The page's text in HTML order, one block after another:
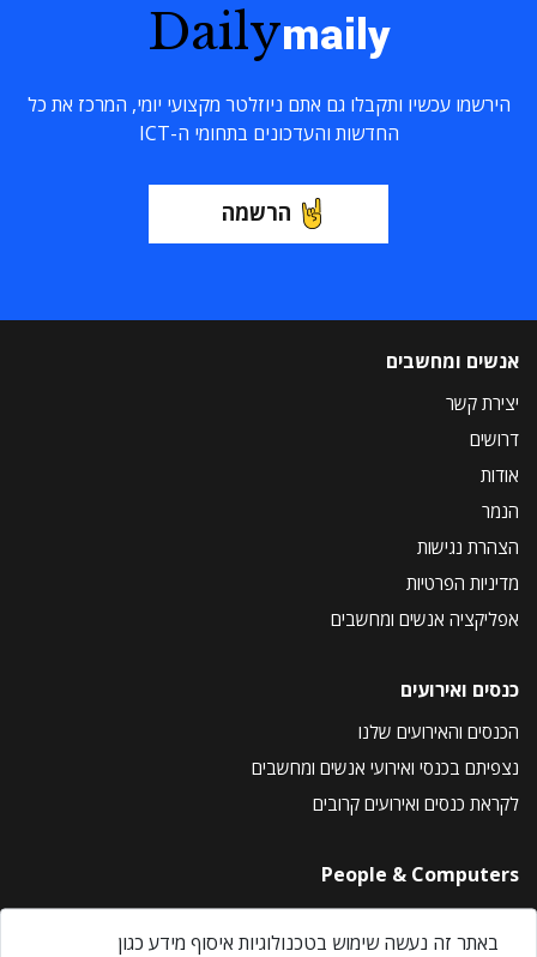
Dailymaily
הירשמו עכשיו ותקבלו גם אתם ניוזלטר מקצועי יומי, המרכז את כל
החדשות והעדכונים בתחומי ה-ICT
הרשמה
אנשים ומחשבים
יצירת קשר
דרושים
אודות
הנמר
הצהרת נגישות
מדיניות הפרטיות
אפליקציה אנשים ומחשבים
כנסים ואירועים
הכנסים והאירועים שלנו
נצפיתם בכנסי ואירועי אנשים ומחשבים
לקראת כנסים ואירועים קרובים
People & Computers
About Us
Privacy Policy
באתר זה נעשה שימוש בטכנולוגיות איסוף מידע כגון